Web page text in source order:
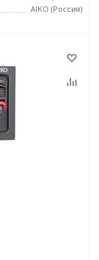
AIKO (Россия)